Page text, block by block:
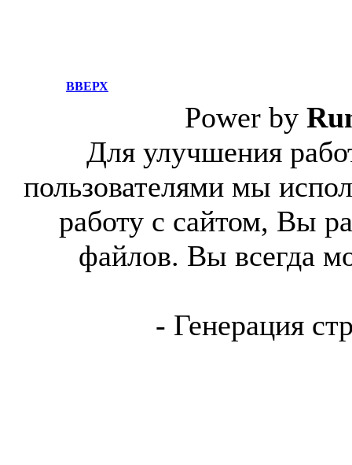
ВВЕРХ
Power by
Для улучшения
пользователями мы
работу с сайтом, Вы
файлов. Вы всегда
- Генерация